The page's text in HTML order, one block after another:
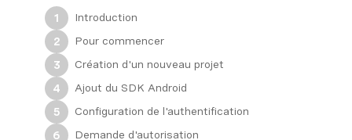
1
Introduction
2
Pour commencer
3
Création d'un nouveau projet
4
Ajout du SDK Android
5
Configuration de l'authentification
6
Demande d'autorisation